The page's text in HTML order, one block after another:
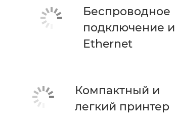
Беспроводное
подключение и
Ethernet
Компактный и
легкий принтер